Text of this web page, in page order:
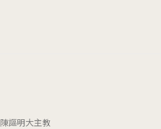
謳明大主教